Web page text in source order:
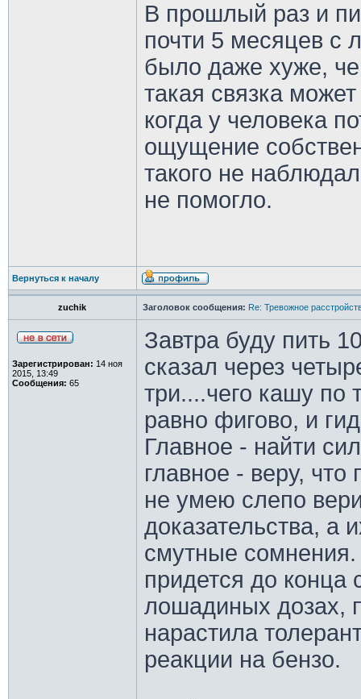
В прошлый раз и
почти 5 месяцев с
было даже хуже,
такая связка
когда у человека
ощущение
такого не
не помогло.
Вернуться к началу
zuchik Заголовок сообщения: Re: Тревожное
Зарегистрирован: 14 ноя
2015, 13:49
Сообщения: 65
Завтра буду пить
сказал через
три....чего кашу по
равно фигово, и
Главное - найти
главное - веру,
не умею слепо
доказательства, а
смутные
придется до конца
лошадиных дозах,
нарастила
реакции на бензо.